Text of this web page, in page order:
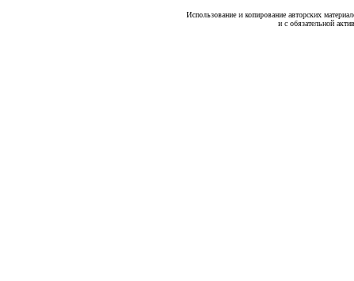
Использование и копирование авторских
и с обязательной